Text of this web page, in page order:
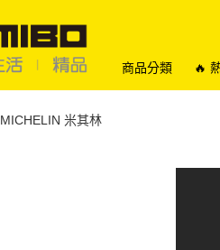
商品分類 🔥
MICHELIN 米其林